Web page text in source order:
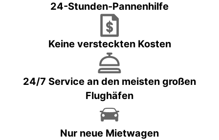
24-Stunden-Pannenhilfe
Keine versteckten Kosten
24/7 Service an den meisten großen
Flughäfen
Nur neue Mietwagen